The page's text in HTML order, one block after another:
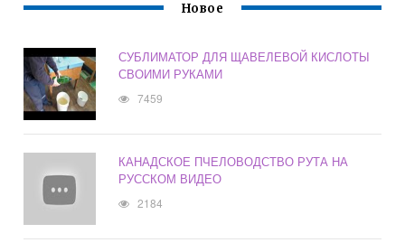
Новое
СУБЛИМАТОР ДЛЯ ЩАВЕЛЕВОЙ КИСЛОТЫ
СВОИМИ РУКАМИ
7459
КАНАДСКОЕ ПЧЕЛОВОДСТВО РУТА НА
РУССКОМ ВИДЕО
2184